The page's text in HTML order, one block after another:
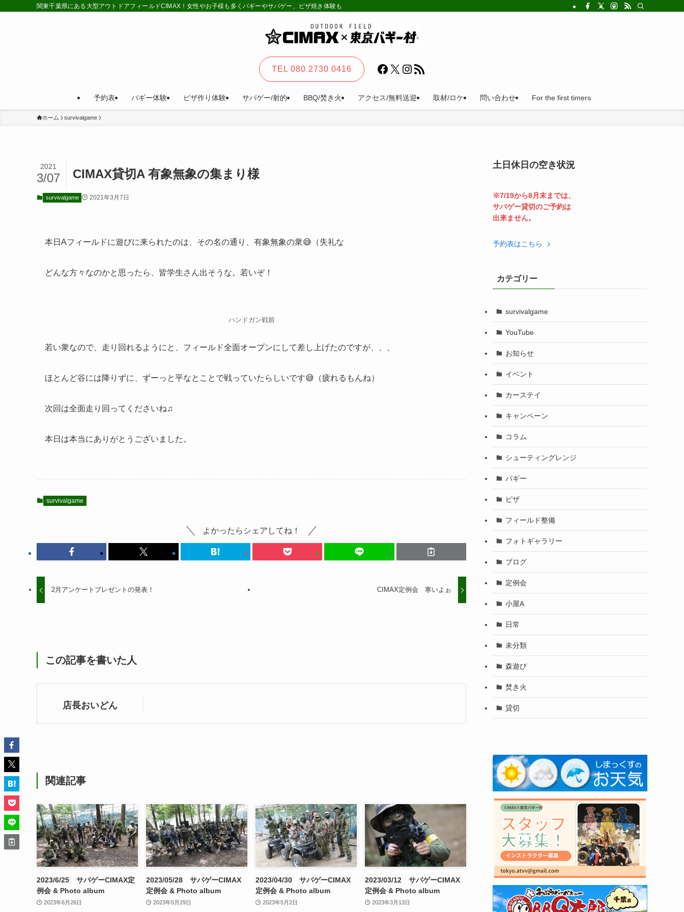
関東千葉県にある大型アウトドアフィールドCIMAX！女性やお子様も多くバギーやサバゲー、ピザ焼き体験も。カーステイ、キャンプ等一日楽しめる!法人の福利厚生利用にとても便利。
予約表 バギー体験 ピザ作り体験 サバゲー/射的 BBQ/焚き火 アクセス/無料送迎 取材/ロケ 問い合わせ For the first timers
TEL 080 2730 0416 Facebook
X Instagram
RSS フィード
ホーム survivalgame
CIMAX貸切A 有象無象の集まり様
2021
3/07
survivalgame 2021年3月7日
本日Aフィールドに遊びに来られたのは、その名の通り、有象無象の衆😅（失礼な
どんな方々なのかと思ったら、皆学生さん出そうな。若いぞ！
ハンドガン戦前
若い衆なので、走り回れるようにと、フィールド全面オープンにして差し上げたのですが、、、
ほとんど谷には降りずに、ずーっと平なとことで戦っていたらしいです😅（疲れるもんね）
次回は全面走り回ってくださいね♫
本日は本当にありがとうございました。
survivalgame
よかったらシェアしてね！
2月アンケートプレゼントの発表！ CIMAX定例会 寒いよぉ
この記事を書いた人
店長おいどん
関連記事
2023/6/25 サバゲーCIMAX定
例会 & Photo album
2023年6月26日
2023/05/28 サバゲーCIMAX
定例会 & Photo album
2023年5月29日
2023/04/30 サバゲーCIMAX
定例会 & Photo album
2023年5月2日
2023/03/12 サバゲーCIMAX
定例会 & Photo album
2023年3月13日
土日休日の空き状況
※7/19から8月末までは、
サバゲー貸切のご予約は
出来ません。
予約表はこちら
カテゴリー
survivalgame
YouTube
お知らせ
イベント
カーステイ
キャンペーン
コラム
シューティングレンジ
バギー
ピザ
フィールド整備
フォトギャラリー
ブログ
定例会
小屋A
日常
未分類
森遊び
焚き火
貸切